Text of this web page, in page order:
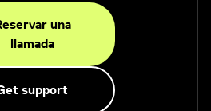
una
llamada
support